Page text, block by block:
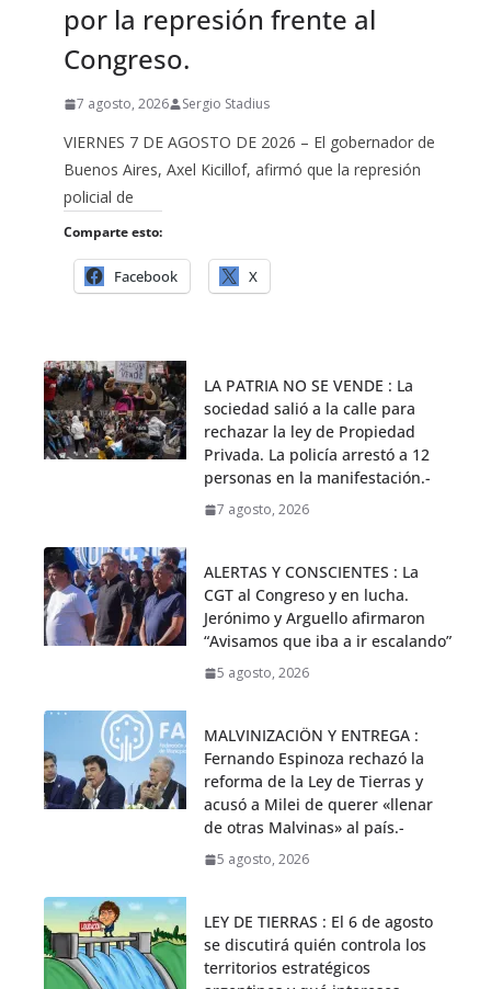
por la represión frente al
Congreso.
7 agosto, 2026 Sergio Stadius
VIERNES 7 DE AGOSTO DE 2026 – El gobernador de
Buenos Aires, Axel Kicillof, afirmó que la represión
policial de
Comparte esto:
Facebook X
LA PATRIA NO SE VENDE : La
sociedad salió a la calle para
rechazar la ley de Propiedad
Privada. La policía arrestó a 12
personas en la manifestación.-
7 agosto, 2026
ALERTAS Y CONSCIENTES : La
CGT al Congreso y en lucha.
Jerónimo y Arguello afirmaron
“Avisamos que iba a ir escalando”
5 agosto, 2026
MALVINIZACIÖN Y ENTREGA :
Fernando Espinoza rechazó la
reforma de la Ley de Tierras y
acusó a Milei de querer «llenar
de otras Malvinas» al país.-
5 agosto, 2026
LEY DE TIERRAS : El 6 de agosto
se discutirá quién controla los
territorios estratégicos